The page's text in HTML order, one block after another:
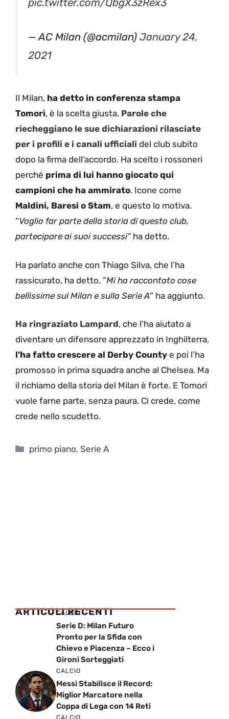
pic.twitter.com/QbgX3zRex3
— AC Milan (@acmilan) January 24,
2021
Il Milan, ha detto in conferenza stampa
Tomori, è la scelta giusta. Parole che
riecheggiano le sue dichiarazioni rilasciate
per i profili e i canali ufficiali del club subito
dopo la firma dell’accordo. Ha scelto i rossoneri
perché prima di lui hanno giocato qui
campioni che ha ammirato. Icone come
Maldini, Baresi o Stam, e questo lo motiva.
“Voglio far parte della storia di questo club,
partecipare ai suoi successi”ha detto.
Ha parlato anche con Thiago Silva, che l’ha
rassicurato, ha detto. “Mi ha raccontato cose
bellissime sul Milan e sulla Serie A” ha aggiunto.
Ha ringraziato Lampard, che l’ha aiutato a
diventare un difensore apprezzato in Inghilterra,
l’ha fatto crescere al Derby County e poi l’ha
promosso in prima squadra anche al Chelsea. Ma
il richiamo della storia del Milan è forte. E Tomori
vuole farne parte, senza paura. Ci crede, come
crede nello scudetto.
Categorie
primo piano,Serie A
ARTICOLI RECENTI
CALCIO
Serie D: Milan Futuro
Pronto per la Sfida con
Chievo e Piacenza – Ecco i
Gironi Sorteggiati
CALCIO
Messi Stabilisce il Record:
Miglior Marcatore nella
Coppa di Lega con 14 Reti
CALCIO